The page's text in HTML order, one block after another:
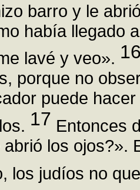
barro y le
había llegado
lavé y veo».
porque no
puede
17 Entonces
los ojos?».
los judíos no